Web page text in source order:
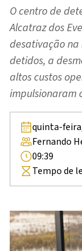
O centro de
Alcatraz dos
desativação na
detidos, a
altos custos
impulsionaram
quinta-
Fernando
09:39
Tempo de